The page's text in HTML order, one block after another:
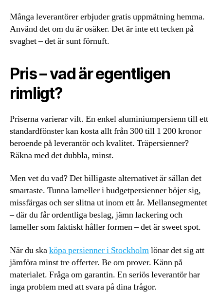
Många leverantörer erbjuder gratis uppmätning hemma.
Använd det om du är osäker. Det är inte ett tecken på
svaghet – det är sunt förnuft.
Pris – vad är egentligen
rimligt?
Priserna varierar vilt. En enkel aluminiumpersienn till ett
standardfönster kan kosta allt från 300 till 1 200 kronor
beroende på leverantör och kvalitet. Träpersienner?
Räkna med det dubbla, minst.
Men vet du vad? Det billigaste alternativet är sällan det
smartaste. Tunna lameller i budgetpersienner böjer sig,
missfärgas och ser slitna ut inom ett år. Mellansegmentet
– där du får ordentliga beslag, jämn lackering och
lameller som faktiskt håller formen – det är sweet spot.
När du skaköpa persienner i Stockholmlönar det sig att
jämföra minst tre offerter. Be om prover. Känn på
materialet. Fråga om garantin. En seriös leverantör har
inga problem med att svara på dina frågor.